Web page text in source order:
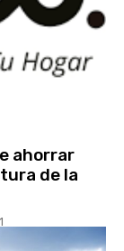
ahorrar
de la